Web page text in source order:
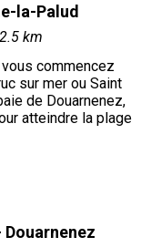
la-Palud
km
commencez
sur mer ou Saint
de Douarnenez,
atteindre la plage
Douarnenez